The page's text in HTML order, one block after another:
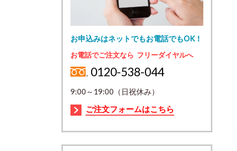
お申込みはネットでもお電話でもOK！
お電話でご注文なら フリーダイヤルへ
0120-538-044
9:00～19:00（日祝休み）
ご注文フォームはこちら